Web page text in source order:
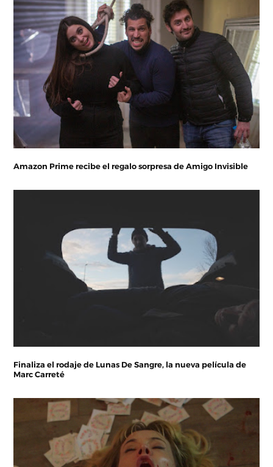
Amazon Prime recibe el regalo sorpresa de Amigo Invisible
Finaliza el rodaje de Lunas De Sangre, la nueva película de
Marc Carreté